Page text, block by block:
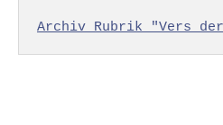
Archiv Rubrik "Vers der